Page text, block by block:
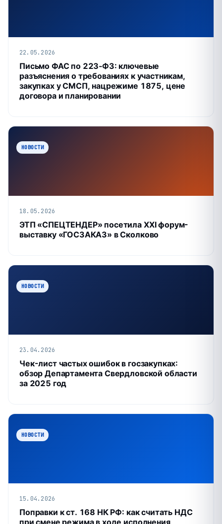
22.05.2026
Письмо ФАС по 223‑ФЗ: ключевые
разъяснения о требованиях к участникам,
закупках у СМСП, нацрежиме 1875, цене
договора и планировании
НОВОСТИ
18.05.2026
ЭТП «СПЕЦТЕНДЕР» посетила XXI форум-
выставку «ГОСЗАКАЗ» в Сколково
НОВОСТИ
23.04.2026
Чек-лист частых ошибок в госзакупках:
обзор Департамента Свердловской области
за 2025 год
НОВОСТИ
15.04.2026
Поправки к ст. 168 НК РФ: как считать НДС
при смене режима в ходе исполнения